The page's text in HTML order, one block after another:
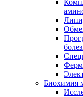
Биохимия